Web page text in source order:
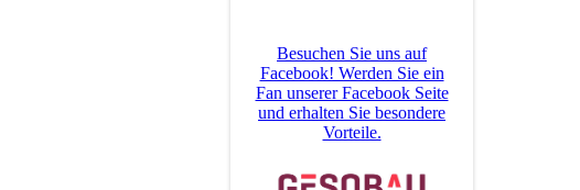
Besuchen Sie uns auf
Facebook! Werden Sie ein
Fan unserer Facebook Seite
und erhalten Sie besondere
Vorteile.